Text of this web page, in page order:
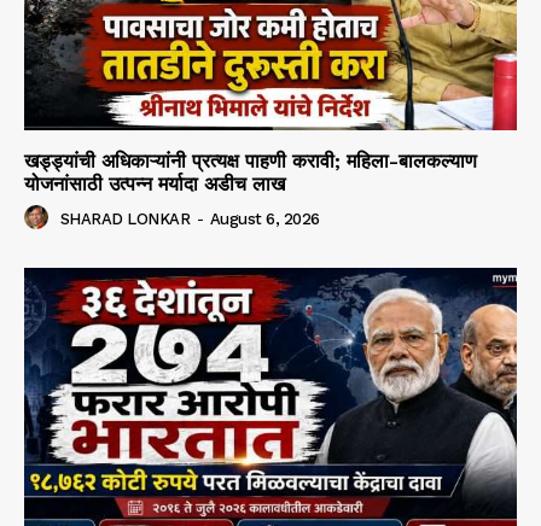
खड्ड्यांची अधिकाऱ्यांनी प्रत्यक्ष पाहणी करावी; महिला-बालकल्याण
योजनांसाठी उत्पन्न मर्यादा अडीच लाख
SHARAD LONKAR - August 6, 2026